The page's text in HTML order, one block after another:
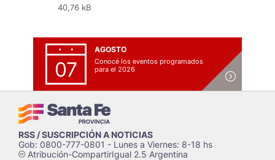
40,76 kB
07
AGOSTO
Conocé los eventos programados
para el 2026
RSS / SUSCRIPCIÓN A NOTICIAS
Gob: 0800-777-0801 - Lunes a Viernes: 8-18 hs
cAtribución-CompartirIgual 2.5 Argentina